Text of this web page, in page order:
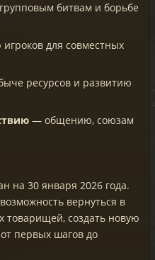
битвам и борьбе
для совместных
ресурсов и развитию
— общению, союзам
на 30 января 2026 года.
вернуться в
товарищей, создать новую
первых шагов до